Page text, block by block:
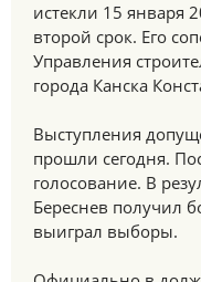
истекли 15 января
второй срок. Его
Управления
города Канска
Выступления
прошли сегодня.
голосование. В
Береснев получил
выиграл выборы.